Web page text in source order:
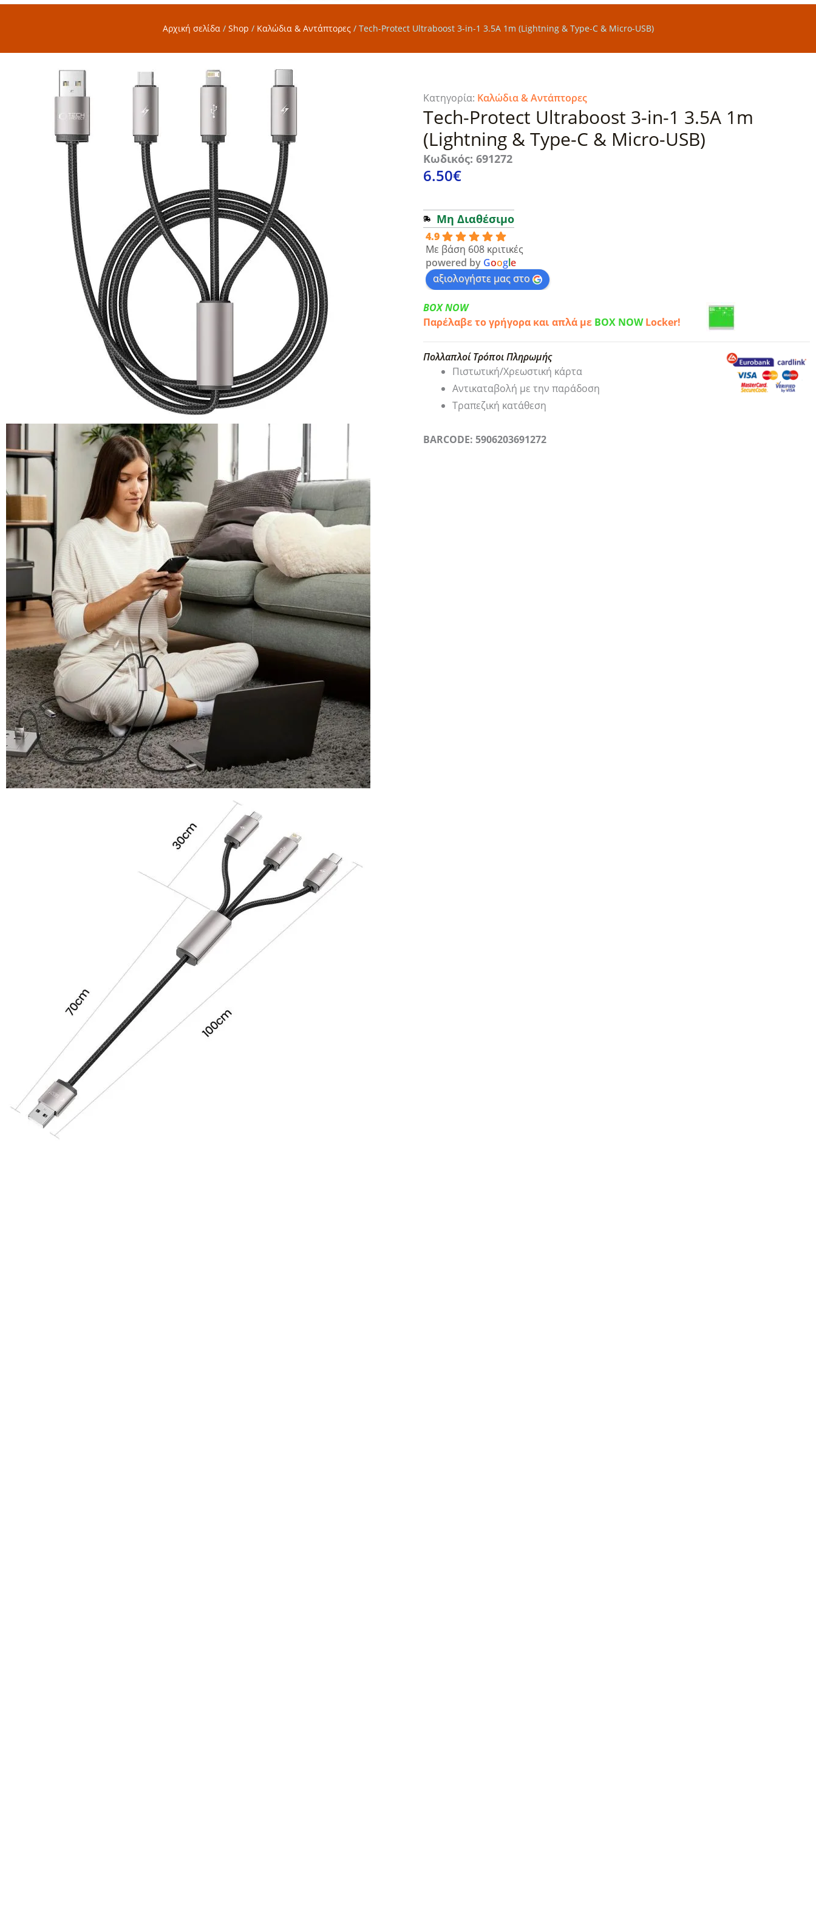
Αρχική σελίδα/ Shop / Καλώδια & Αντάπτορες/ Tech-Protect Ultraboost 3-in-1 3.5A 1m (Lightning & Type-C & Micro-USB)
Κατηγορία: Καλώδια & Αντάπτορες
Tech-Protect Ultraboost 3-in-1 3.5A 1m
(Lightning & Type-C & Micro-USB)
Κωδικός: 691272
6.50€
Μη Διαθέσιμο
4.9
Με βάση 608 κριτικές
powered by Google
αξιολογήστε μας στο
BOX NOW
Παρέλαβε το γρήγορα και απλά με BOX NOWLocker!
Πολλαπλοί Τρόποι Πληρωμής
Πιστωτική/Χρεωστική κάρτα
Αντικαταβολή με την παράδοση
Τραπεζική κατάθεση
BARCODE: 5906203691272